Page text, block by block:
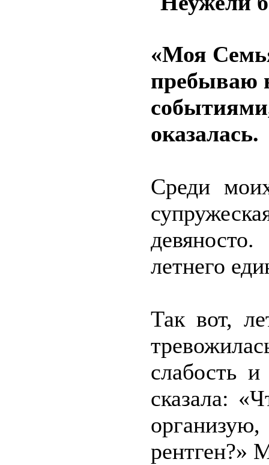
«Моя
пребываю
оказалась.
Среди
летнего
Так вот,
слабость
сказала:
рентген?»